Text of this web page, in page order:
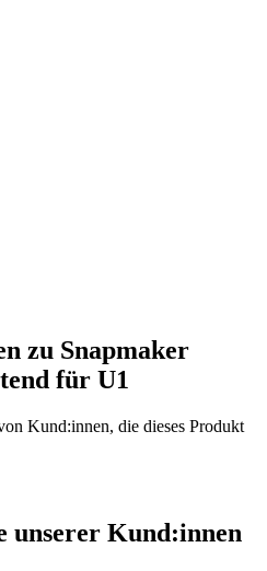
zu Snapmaker
für U1
Kund:innen, die dieses Produkt
unserer Kund:innen